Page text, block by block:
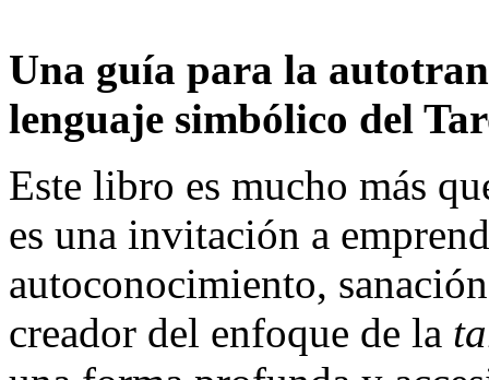
Una guía para la
lenguaje simbólico del
Este libro es mucho más
es una invitación a
autoconocimiento,
creador del enfoque de la